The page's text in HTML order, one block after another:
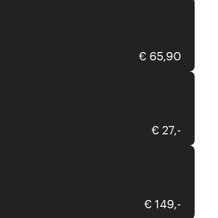
€ 65,90
Design Letters
€ 27,-
Locomocean
€ 149,-
Message-in-the-bulb